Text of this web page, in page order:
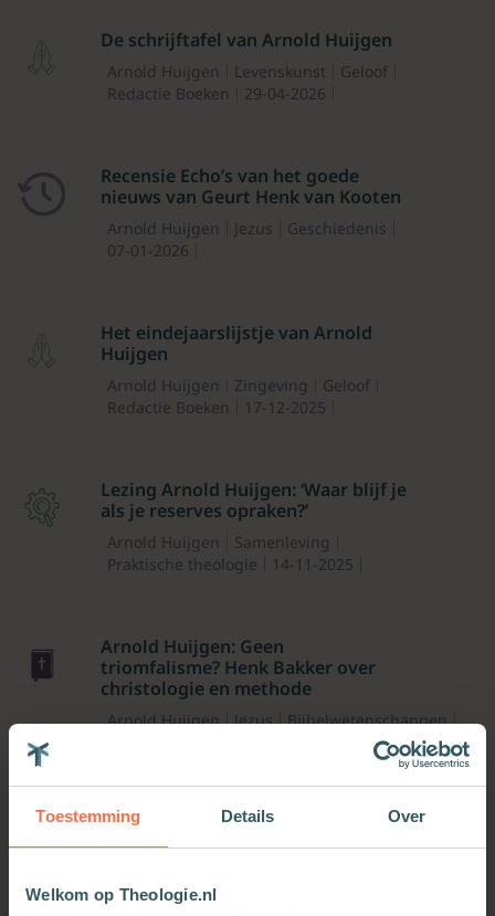
Toestemming Details Over
Welkom op Theologie.nl
De schrijftafel van Arnold Huijgen
Arnold Huijgen Levenskunst
Geloof
Redactie Boeken
29-04-2026
Recensie Echo’s van het goede
nieuws van Geurt Henk van Kooten
Arnold Huijgen Jezus
Geschiedenis
07-01-2026
Het eindejaarslijstje van Arnold
Huijgen
Arnold Huijgen Zingeving
Geloof
Redactie Boeken
17-12-2025
Lezing Arnold Huijgen: ‘Waar blijf je
als je reserves opraken?’
Arnold Huijgen
Samenleving
Praktische theologie
14-11-2025
Arnold Huijgen: Geen
triomfalisme? Henk Bakker over
christologie en methode
Arnold Huijgen Jezus
Bijbelwetenschappen
Maria
Arnold Huijgen Geloof
Ouderlingenblad